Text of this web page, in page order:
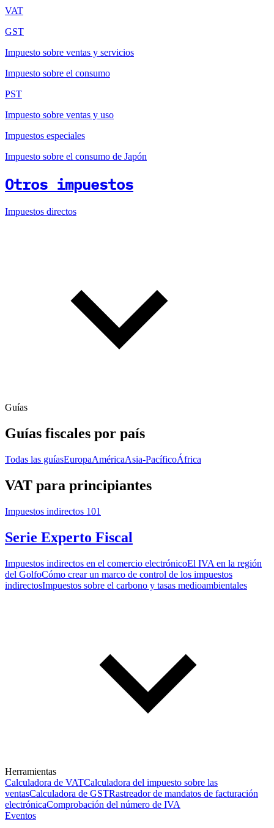
VAT
GST
Impuesto sobre ventas y servicios
Impuesto sobre el consumo
PST
Impuesto sobre ventas y uso
Impuestos especiales
Impuesto sobre el consumo de Japón
Otros impuestos
Impuestos directos
Guías
Guías fiscales por país
Todas las guíasEuropaAméricaAsia-PacíficoÁfrica
VAT para principiantes
Impuestos indirectos 101
Serie Experto Fiscal
Impuestos indirectos en el comercio electrónicoEl IVA en la región
del GolfoCómo crear un marco de control de los impuestos
indirectosImpuestos sobre el carbono y tasas medioambientales
Herramientas
Calculadora de VATCalculadora del impuesto sobre las
ventasCalculadora de GSTRastreador de mandatos de facturación
electrónicaComprobación del número de IVA
Eventos